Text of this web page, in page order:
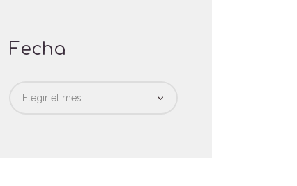
Fecha